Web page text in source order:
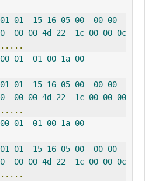
01 01 15 16 05 00 00 00
00 00 4d 22 1c 00 00 0c
00 01 01 00 1a 00
01 01 15 16 05 00 00 00
00 00 4d 22 1c 00 00 00
00 01 01 00 1a 00
01 01 15 16 05 00 00 00
00 00 4d 22 1c 00 00 0c